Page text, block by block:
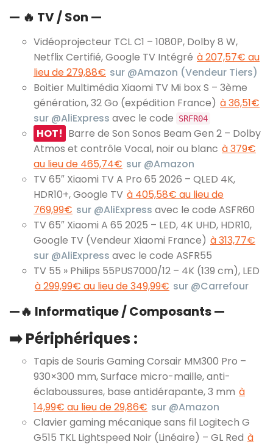
— 🔥 TV / Son —
Vidéoprojecteur TCL C1 – 1080P, Dolby 8 W,
Netflix Certifié, Google TV Intégré à 207,57€ au
lieu de 279,88€ sur @Amazon (Vendeur Tiers)
Boitier Multimédia Xiaomi TV Mi box S – 3ème
génération, 32 Go (expédition France) à 36,51€
sur @AliExpress avec le code SRFR04
HOT! Barre de Son Sonos Beam Gen 2 – Dolby
Atmos et contrôle Vocal, noir ou blanc à 379€
au lieu de 465,74€ sur @Amazon
TV 65″ Xiaomi TV A Pro 65 2026 – QLED 4K,
HDR10+, Google TV à 405,58€ au lieu de
769,99€ sur @AliExpress avec le code ASFR60
TV 65″ Xiaomi A 65 2025 – LED, 4K UHD, HDR10,
Google TV (Vendeur Xiaomi France) à 313,77€
sur @AliExpress avec le code ASFR55
TV 55 » Philips 55PUS7000/12 – 4K (139 cm), LED
à 299,99€ au lieu de 349,99€ sur @Carrefour
—🔥 Informatique / Composants —
➡️ Périphériques :
Tapis de Souris Gaming Corsair MM300 Pro –
930×300 mm, Surface micro-maille, anti-
éclaboussures, base antidérapante, 3 mm à
14,99€ au lieu de 29,86€ sur @Amazon
Clavier gaming mécanique sans fil Logitech G
G515 TKL Lightspeed Noir (Linéaire) – GL Red à